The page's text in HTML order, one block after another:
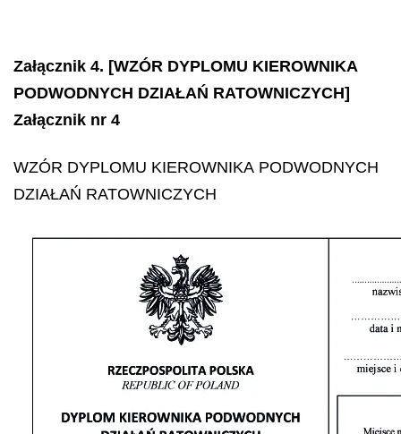
Załącznik 4. [WZÓR DYPLOMU KIEROWNIKA
PODWODNYCH DZIAŁAŃ RATOWNICZYCH]
Załącznik nr 4
WZÓR DYPLOMU KIEROWNIKA PODWODNYCH
DZIAŁAŃ RATOWNICZYCH